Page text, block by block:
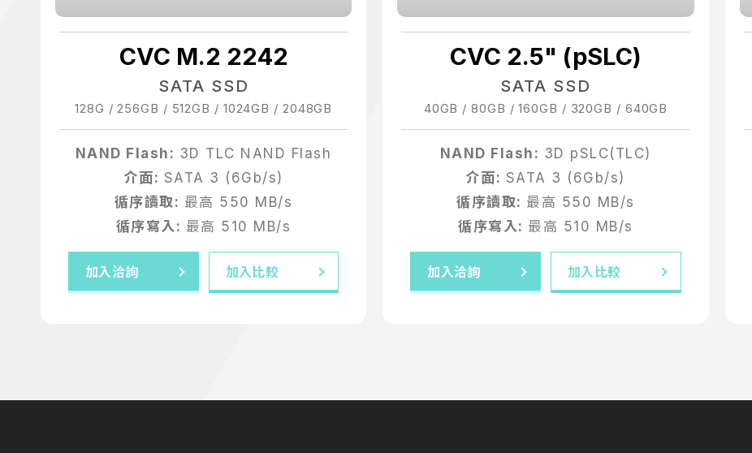
CVC M.2 2242
SATA SSD
128G / 256GB / 512GB / 1024GB / 2048GB
NAND Flash: 3D TLC NAND Flash
介面: SATA 3 (6Gb/s)
循序讀取: 最高 550 MB/s
循序寫入: 最高 510 MB/s
加入洽詢 加入比較
CVC 2.5" (pSLC)
SATA SSD
40GB / 80GB / 160GB / 320GB / 640GB
NAND Flash: 3D pSLC(TLC)
介面: SATA 3 (6Gb/s)
循序讀取: 最高 550 MB/s
循序寫入: 最高 510 MB/s
加入洽詢 加入比較